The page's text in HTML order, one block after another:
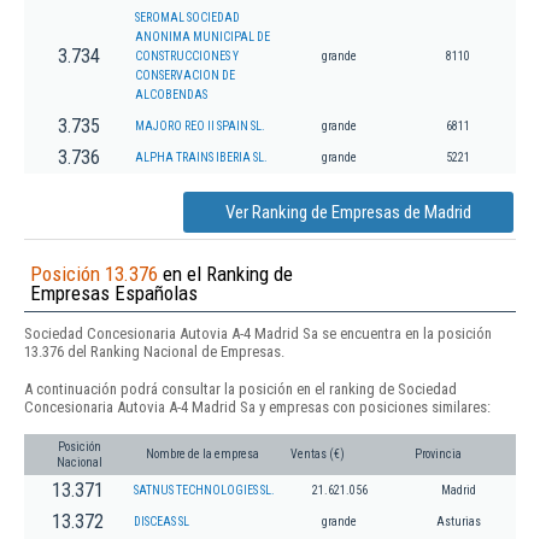
3.734
SEROMAL SOCIEDAD
ANONIMA MUNICIPAL DE
CONSTRUCCIONES Y
CONSERVACION DE
ALCOBENDAS
grande 8110
3.735 MAJORO REO II SPAIN SL. grande 6811
3.736 ALPHA TRAINS IBERIA SL. grande 5221
Ver Ranking de Empresas de Madrid
Posición 13.376 en el Ranking de
Empresas Españolas
Sociedad Concesionaria Autovia A-4 Madrid Sa se encuentra en la posición
13.376 del Ranking Nacional de Empresas.
A continuación podrá consultar la posición en el ranking de Sociedad
Concesionaria Autovia A-4 Madrid Sa y empresas con posiciones similares:
Posición
Nacional
Nombre de la empresa Ventas (€) Provincia
13.371 SATNUS TECHNOLOGIES SL. 21.621.056 Madrid
13.372 DISCEAS SL grande Asturias